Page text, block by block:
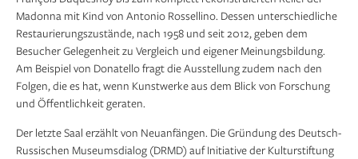
Madonna mit Kind von Antonio Rossellino. Dessen unterschiedliche
Restaurierungszustände, nach 1958 und seit 2012, geben dem
Besucher Gelegenheit zu Vergleich und eigener Meinungsbildung.
Am Beispiel von Donatello fragt die Ausstellung zudem nach den
Folgen, die es hat, wenn Kunstwerke aus dem Blick von Forschung
und Öffentlichkeit geraten.
Der letzte Saal erzählt von Neuanfängen. Die Gründung des Deutsch-
Russischen Museumsdialog (DRMD) auf Initiative der Kulturstiftung